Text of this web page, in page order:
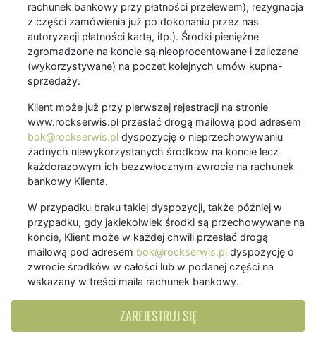
rachunek bankowy przy płatności przelewem), rezygnacja
z części zamówienia już po dokonaniu przez nas
autoryzacji płatności kartą, itp.). Środki pieniężne
zgromadzone na koncie są nieoprocentowane i zaliczane
(wykorzystywane) na poczet kolejnych umów kupna-
sprzedaży.
Klient może już przy pierwszej rejestracji na stronie
www.rockserwis.pl przesłać drogą mailową pod adresem
bok@rockserwis.pl dyspozycję o nieprzechowywaniu
żadnych niewykorzystanych środków na koncie lecz
każdorazowym ich bezzwłocznym zwrocie na rachunek
bankowy Klienta.
W przypadku braku takiej dyspozycji, także później w
przypadku, gdy jakiekolwiek środki są przechowywane na
koncie, Klient może w każdej chwili przesłać drogą
mailową pod adresem bok@rockserwis.pl dyspozycję o
zwrocie środków w całości lub w podanej części na
wskazany w treści maila rachunek bankowy.
ZAREJESTRUJ SIĘ